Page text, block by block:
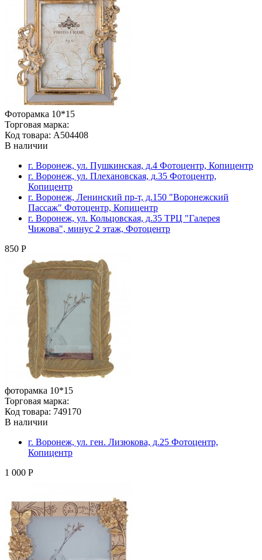
Фоторамка 10*15
Торговая марка:
Код товара: A504408
В наличии
г. Воронеж, ул. Пушкинская, д.4 Фотоцентр, Копицентр
г. Воронеж, ул. Плехановская, д.35 Фотоцентр,
Копицентр
г. Воронеж, Ленинский пр-т, д.150 "Воронежский
Пассаж" Фотоцентр, Копицентр
г. Воронеж, ул. Кольцовская, д.35 ТРЦ "Галерея
Чижова", минус 2 этаж, Фотоцентр
850 Р
фоторамка 10*15
Торговая марка:
Код товара: 749170
В наличии
г. Воронеж, ул. ген. Лизюкова, д.25 Фотоцентр,
Копицентр
1 000 Р